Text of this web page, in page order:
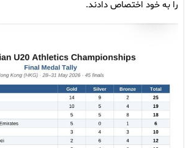
را به خود اختصاص دادند.